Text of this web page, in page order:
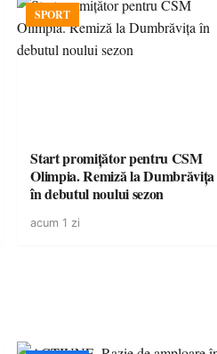
SPORT
Start promițător pentru CSM
Olimpia. Remiză la Dumbrăvița
în debutul noului sezon
acum 1 zi